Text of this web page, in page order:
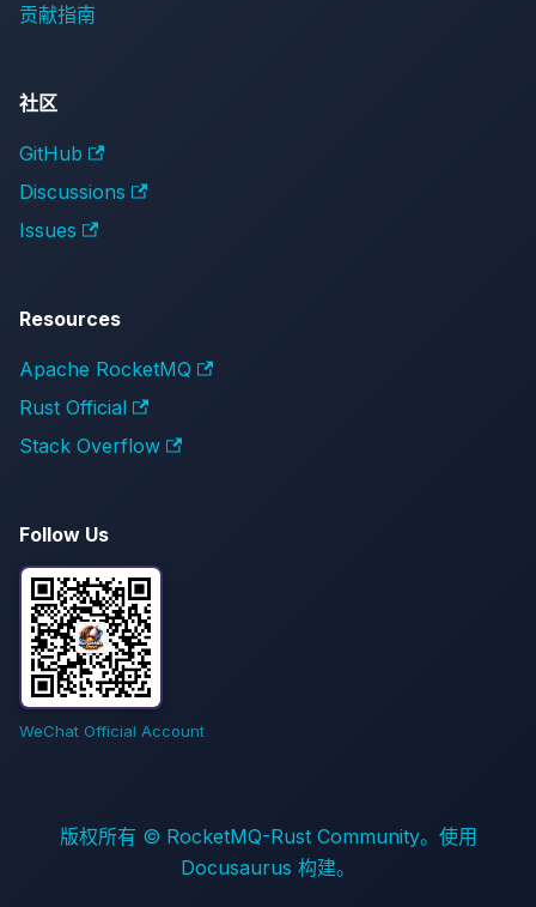
贡献指南
社区
GitHub
Discussions
Issues
Resources
Apache RocketMQ
Rust Official
Stack Overflow
Follow Us
WeChat Official Account
版权所有 © RocketMQ-Rust Community。使用
Docusaurus 构建。